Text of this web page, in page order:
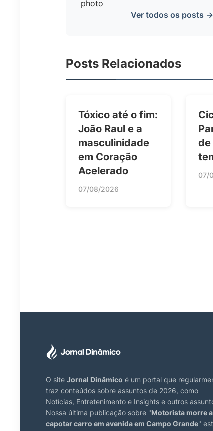
Ver todos os posts →
Posts Relacionados
Tóxico até o fim:
João Raul e a
masculinidade
em Coração
Acelerado
07/08/2026
de
07/
O site Jornal Dinâmico é um portal que
traz conteúdos sobre assuntos de 2026, como
Notícias, Entretenimento e Insights e outros
Nossa última publicação sobre "Motorista morre
capotar carro em avenida em Campo Grande"